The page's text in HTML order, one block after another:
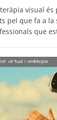
visual és
pel que fa a la
que